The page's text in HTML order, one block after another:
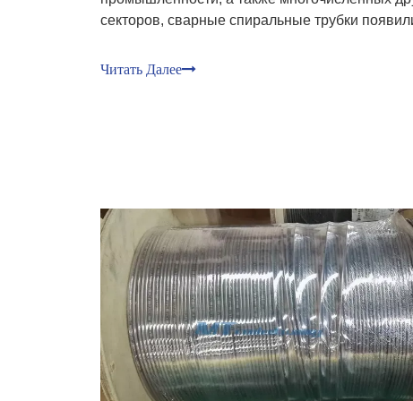
секторов, сварные спиральные трубки
эксплуатационную динамику.
Читать Далее